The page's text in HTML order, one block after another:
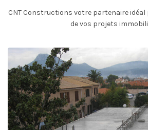
CNT Constructions votre partenaire
de vos projets